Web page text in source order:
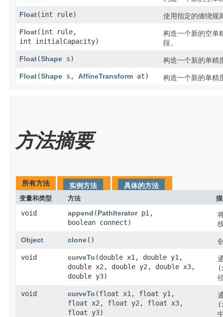
Float​(int rule)
使用指定的缠绕规
Float​(int rule,
int initialCapacity)
构造一个新的空单
段。
Float​(Shape s)
构造一个新的单精
Float​(Shape s, AffineTransform at) 构造一个新的单精
方法摘要
所有方法 实例方法 具体的方法
变量和类型 方法
void append ​(PathIteratorpi,
boolean connect)
Object
clone()
void
curveTo ​(double x1, double y1,
double x2, double y2, double x3,
double y3)
void
curveTo ​(float x1, float y1,
float x2, float y2, float x3,
float y3)